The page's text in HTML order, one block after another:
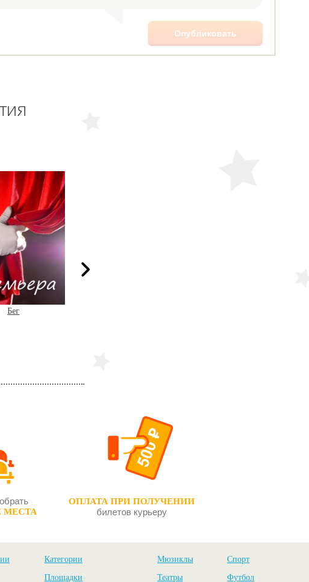
Бег
ОПЛАТА ПРИ ПОЛУЧЕНИИ
билетов курьеру
Категории
Площадки
Мюзиклы
Театры
Спорт
Футбол